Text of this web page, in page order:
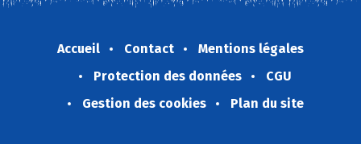
Accueil Contact
Mentions légales
Protection des données
CGU
Gestion des cookies
Plan du site